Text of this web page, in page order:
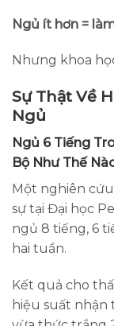
Ngủ ít hơn =
Nhưng khoa
Sự Thật Về
Ngủ
Ngủ 6 Tiếng
Bộ Như Thế
Một nghiên
sự tại Đại học
ngủ 8 tiếng, 6
hai tuần.
Kết quả cho
hiệu suất